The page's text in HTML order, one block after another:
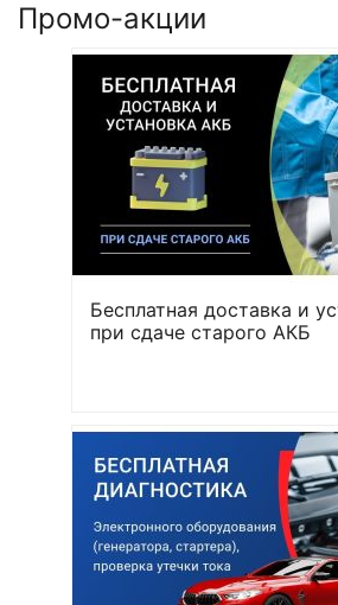
Промо-акции
Бесплатная доставка и
при сдаче старого АКБ